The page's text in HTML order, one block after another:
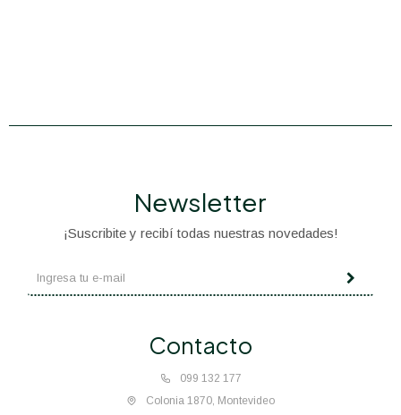
Contacto
099 132 177
Colonia 1870, Montevideo
Newsletter
¡Suscribite y recibí todas nuestras novedades!